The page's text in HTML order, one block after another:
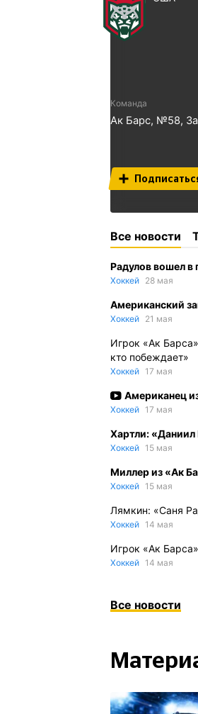
Команда
Ак Барс, №58,
Все новости
Радулов вошел в
Хоккей 28 мая
Американский
Хоккей 21 мая
Игрок «Ак
кто побеждает»
Хоккей 17 мая
Американец
Хоккей 17 мая
Хартли:
Хоккей 15 мая
Миллер из «Ак
Хоккей 15 мая
Лямкин: «Саня
Хоккей 14 мая
Игрок «Ак
Хоккей 14 мая
Все новости